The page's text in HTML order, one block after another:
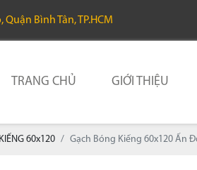
Bình Tân, TP.HCM
TRANG CHỦ GIỚI THIỆU
60x120 Gạch Bóng Kiếng 60x120 Ấn